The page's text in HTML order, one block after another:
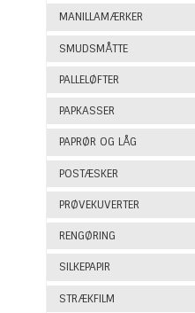
MANILLAMÆRKER
SMUDSMÅTTE
PALLELØFTER
PAPKASSER
PAPRØR OG LÅG
POSTÆSKER
PRØVEKUVERTER
RENGØRING
SILKEPAPIR
STRÆKFILM